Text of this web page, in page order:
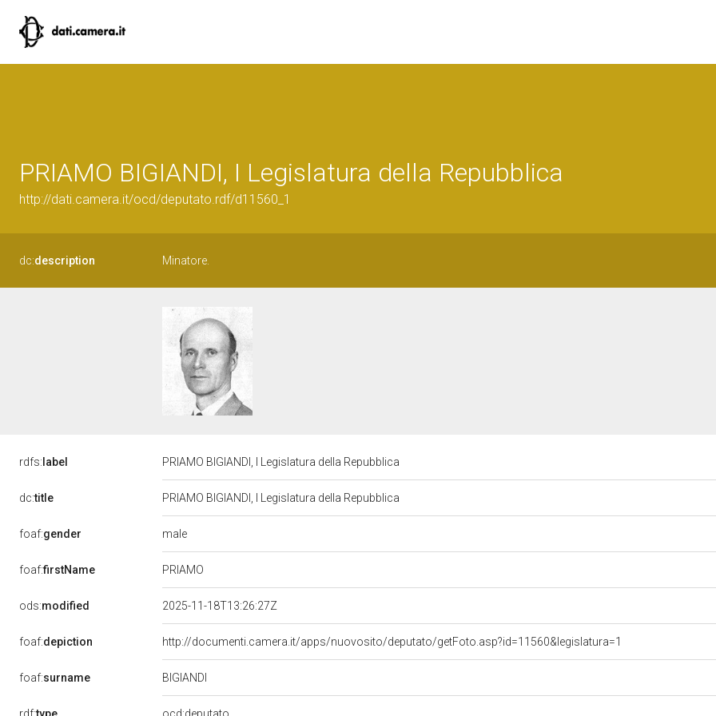
PRIAMO BIGIANDI, I Legislatura della Repubblica
http://dati.camera.it/ocd/deputato.rdf/d11560_1
dc:description Minatore.
rdfs: label PRIAMO BIGIANDI, I Legislatura della Repubblica
dc:title PRIAMO BIGIANDI, I Legislatura della Repubblica
foaf:gender male
foaf:firstName PRIAMO
ods:modified 2025-11-18T13:26:27Z
foaf:depiction http://documenti.camera.it/apps/nuovosito/deputato/getFoto.asp?id=11560&legislatura=1
foaf:surname BIGIANDI